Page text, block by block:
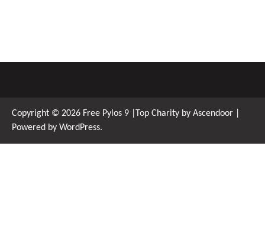
Copyright © 2026 Free Pylos 9 |Top Charity by Ascendoor
Powered by WordPress.